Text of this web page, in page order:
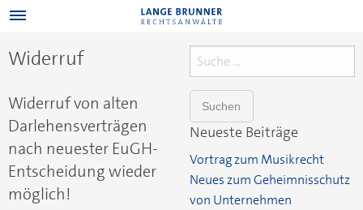
Widerruf
Widerruf von alten
Darlehensverträgen
nach neuester EuGH-
Entscheidung wieder
möglich!
Suche
nach:
Neueste Beiträge
Vortrag zum Musikrecht
Neues zum Geheimnisschutz
von Unternehmen